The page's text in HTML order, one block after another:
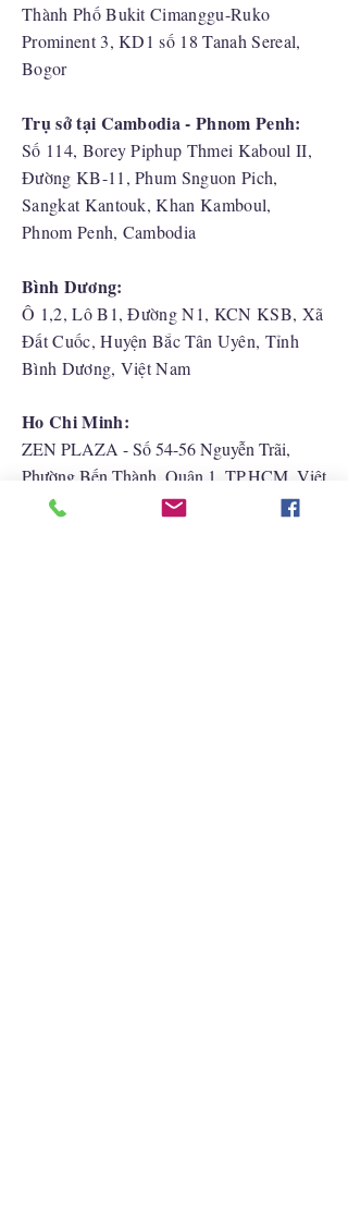
​Thành Phố Bukit Cimanggu-Ruko
Prominent 3, KD1 số 18 Tanah Sereal,
Bogor
Trụ sở tại Cambodia - Phnom Penh:
Số 114, Borey Piphup Thmei Kaboul II,
Đường KB-11, Phum Snguon Pich,
Sangkat Kantouk, Khan Kamboul,
Phnom Penh, Cambodia
Bình Dương:
Ô 1,2, Lô B1, Đường N1, KCN KSB, Xã
Đất Cuốc, Huyện Bắc Tân Uyên, Tỉnh
Bình Dương, Việt Nam
Ho Chi Minh:
ZEN PLAZA - Số 54-56 Nguyễn Trãi,
Phường Bến Thành, Quận 1, TP.HCM, Việt
Nam